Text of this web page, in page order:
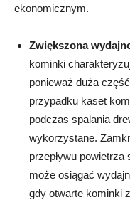
ekonomicznym.
Zwiększona
kominki
ponieważ duża
przypadku kaset
podczas spalania
wykorzystane.
przepływu
może osiągać
gdy otwarte kominki